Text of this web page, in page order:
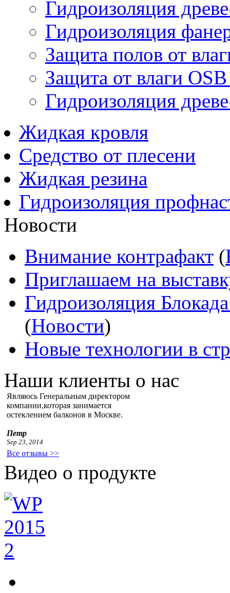
Гидроизоляция
Гидроизоляция
Защита полов от
Защита от влаги
Гидроизоляция
Жидкая кровля
Средство от плесени
Жидкая резина
Гидроизоляция
Новости
Внимание контрафакт (
Приглашаем на
Гидроизоляция
(Новости)
Новые технологии в
Наши клиенты о нас
Являюсь Генеральным директором
компании,которая занимается
остеклением балконов в Москве.
Петр
Sep 23, 2014
Все отзывы >>
Видео о продукте